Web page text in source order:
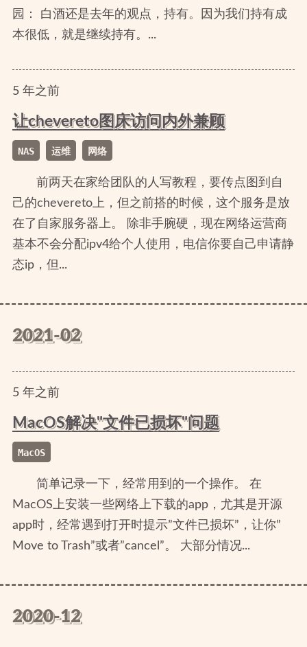
园： 白酒还是去年的观点，持有。因为我们持有成
本很低，就是继续持有。...
5年之前
让chevereto图床访问内外兼顾
NAS 运维 网络
前两天在家给团队的人写教程，要传点图到自
己的chevereto上，但之前搭的时候，这个服务是放
在了自家服务器上。 除非手腕硬，现在网络运营商
基本不会分配ipv4给个人使用，电信你要自己申请静
态ip，但...
2021-02
5年之前
MacOS解决"文件已损坏"问题
MacOS
简单记录一下，经常用到的一个操作。 在
MacOS上安装一些网络上下载的app，尤其是开源
app时，经常遇到打开时提示”文件已损坏”，让你”
Move to Trash”或者”cancel”。 大部分情况...
2020-12